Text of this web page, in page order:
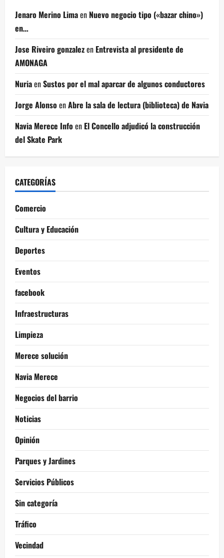
Jenaro Merino Limaen Nuevo negocio tipo («bazar chino»)
en…
Jose Riveiro gonzalezen Entrevista al presidente de
AMONAGA
NuriaenSustos por el mal aparcar de algunos conductores
Jorge AlonsoenAbre la sala de lectura (biblioteca) de Navia
Navia Merece Infoen El Concello adjudicó la construcción
del Skate Park
CATEGORÍAS
Comercio
Cultura y Educación
Deportes
Eventos
facebook
Infraestructuras
Limpieza
Merece solución
Navia Merece
Negocios del barrio
Noticias
Opinión
Parques y Jardines
Servicios Públicos
Sin categoría
Tráfico
Vecindad